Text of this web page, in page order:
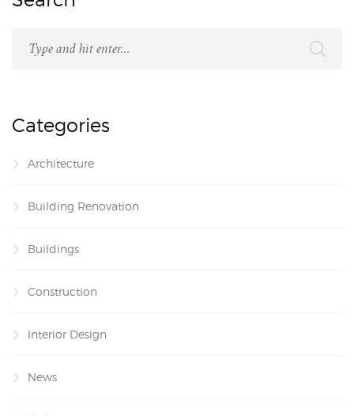
Categories
Architecture
Building Renovation
Buildings
Construction
Interior Design
News